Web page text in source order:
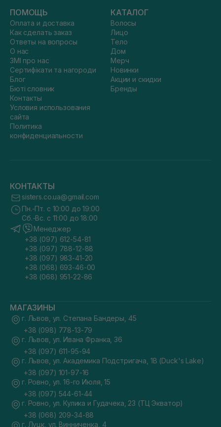
ПОМОЩЬ
Оплата и доставка
Как сделать заказ
Ответы на вопросы
О нас
ЗМІ про нас
Сертифікати та нагороди
Блог
Бюті словник
Контакты
Условия использования
сайта
Политика
конфиденциальности
КАТАЛОГ
Волосы
Лицо
Тело
Дом
Мерч
Новинки
Акции и скидки
Бренды
КОНТАКТЫ
sisters.co.ua@gmail.com
Пн.-Пт. с 10:00 до 19:00
Сб.-Вс. с 11:00 до 18:00
Менеджер
+38 (097) 612-54-81
+38 (097) 788-12-88
+38 (097) 983-41-20
+38 (068) 693-46-00
+38 (068) 951-22-86
МАГАЗИНЫ
г. Львов, ул. Степана Бандеры, 45
+38 (098) 778-13-79
г. Львов, ул. Ивана Франка, 36
+38 (097) 611-95-94
г. Львов, ул. Академика Подстригача, 1В (Duck's Lake)
+38 (097) 101-97-16
г. Ровно, ул. 16-го Июля, 15
+38 (097) 544-61-44
г. Ровно, ул. Кулика и Гудачека, 23 (ТЦ Экватор)
+38 (068) 209-34-88
г. Луцк, ул. Винниченка, 4